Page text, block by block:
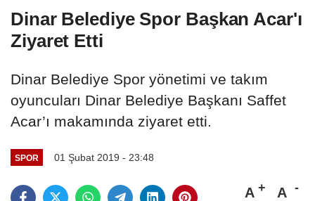
Dinar Belediye Spor Başkan Acar'ı
Ziyaret Etti
Dinar Belediye Spor yönetimi ve takım
oyuncuları Dinar Belediye Başkanı Saffet
Acar’ı makamında ziyaret etti.
SPOR 01 Şubat 2019 - 23:48
A A